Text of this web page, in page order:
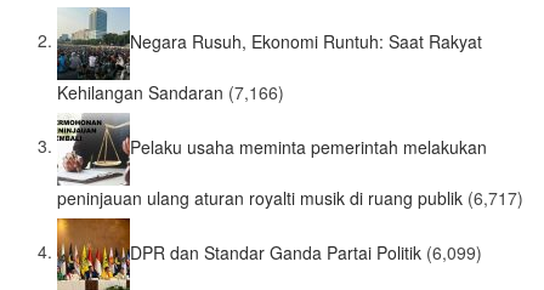
Negara Rusuh, Ekonomi Runtuh: Saat Rakyat
Kehilangan Sandaran (7,166)
Pelaku usaha meminta pemerintah melakukan
peninjauan ulang aturan royalti musik di ruang publik (6,717)
DPR dan Standar Ganda Partai Politik (6,099)